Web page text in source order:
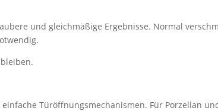
und gleichmäßige Ergebnisse. Normal
Türöffnungsmechanismen. Für Porzellan